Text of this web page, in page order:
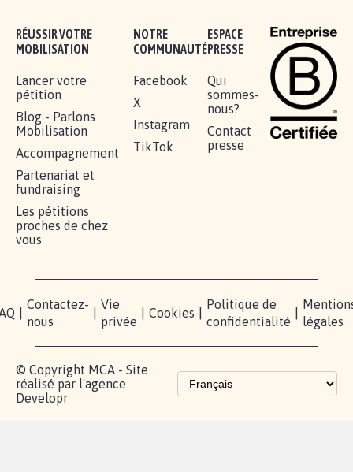
RÉUSSIR VOTRE
MOBILISATION
Lancer votre
pétition
Blog - Parlons
Mobilisation
Accompagnement
Partenariat et
fundraising
Les pétitions
proches de chez
vous
NOTRE
COMMUNAUTÉ
Facebook
X
Instagram
TikTok
ESPACE
PRESSE
Qui
sommes-
nous?
Contact
presse
Contactez-
nous
Vie
privée
Cookies
Politique de
confidentialité
légales
© Copyright MCA - Site
réalisé par l'agence
Developr